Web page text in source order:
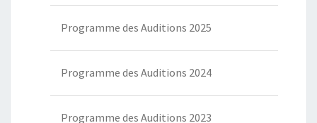
Programme des Auditions 2025
Programme des Auditions 2024
Programme des Auditions 2023